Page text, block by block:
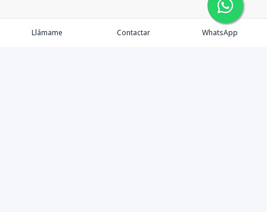
Llámame Contactar WhatsApp